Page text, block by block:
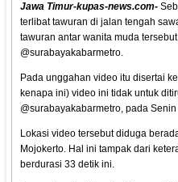
Jawa Timur-kupas-news.com-
terlibat tawuran di jalan tengah
tawuran antar wanita muda
@surabayakabarmetro.
Pada unggahan video itu disertai
kenapa ini) video ini tidak untuk
@surabayakabarmetro, pada
Lokasi video tersebut diduga
Mojokerto. Hal ini tampak dari
berdurasi 33 detik ini.